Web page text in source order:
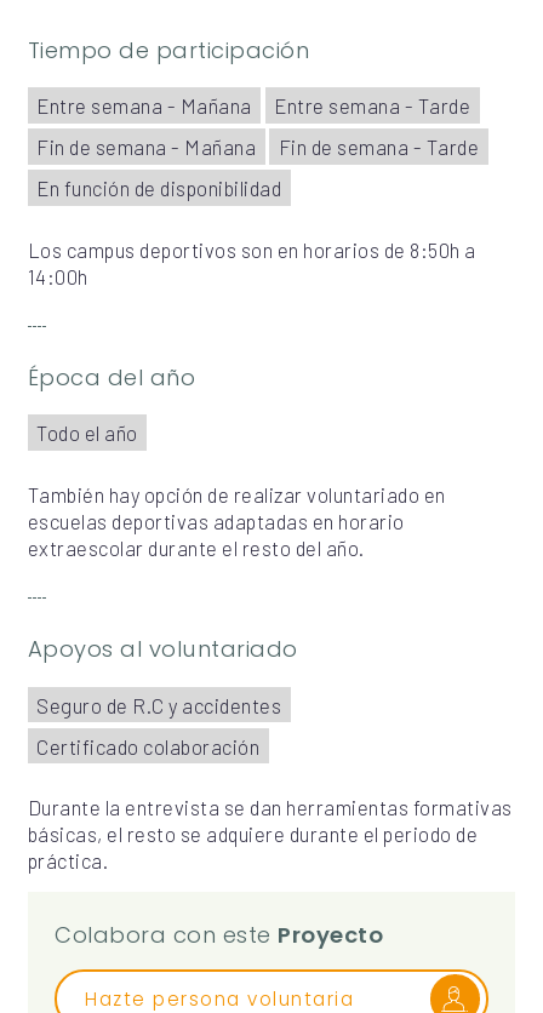
Tiempo de participación
Entre semana - Mañana
Entre semana - Tarde
Fin de semana - Mañana
Fin de semana - Tarde
En función de disponibilidad
Los campus deportivos son en horarios de 8:50h a
14:00h
Época del año
Todo el año
También hay opción de realizar voluntariado en
escuelas deportivas adaptadas en horario
extraescolar durante el resto del año.
Apoyos al voluntariado
Seguro de R.C y accidentes
Certificado colaboración
Durante la entrevista se dan herramientas formativas
básicas, el resto se adquiere durante el periodo de
práctica.
Colabora con este Proyecto
Hazte persona voluntaria